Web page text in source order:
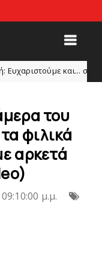
συνεχίζουμε!
του
φιλικά
αρκετά
μ.μ.